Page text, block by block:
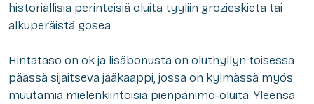
historiallisia perinteisiä oluita tyyliin grozieskieta tai
alkuperäistä gosea.
Hintataso on ok ja lisäbonusta on oluthyllyn toisessa
päässä sijaitseva jääkaappi, jossa on kylmässä myös
muutamia mielenkiintoisia pienpanimo-oluita. Yleensä